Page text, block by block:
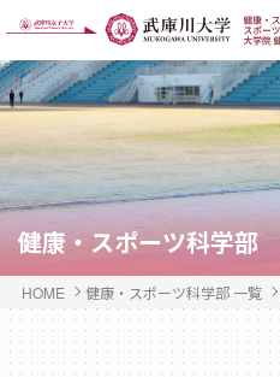
健康・スポーツ科学部
HOME 健康・スポーツ科学部 一覧